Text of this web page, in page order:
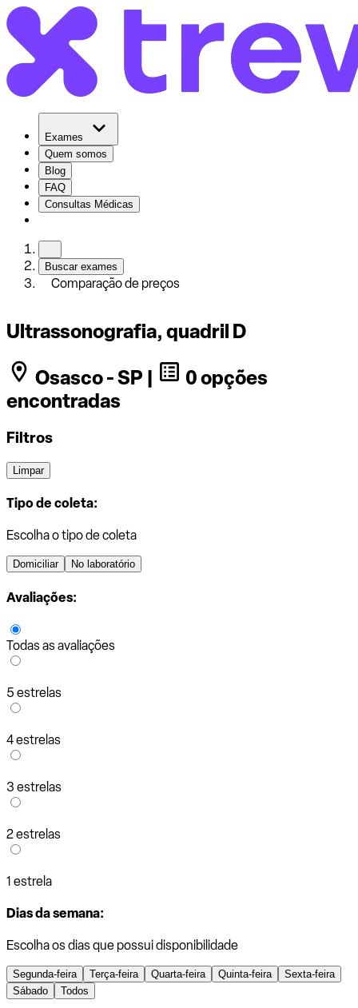
Exames
Quem somos
Blog
FAQ
Consultas Médicas
Buscar exames
Comparação de preços
Ultrassonografia, quadril D
Osasco - SP |
0 opções
encontradas
Filtros
Limpar
Tipo de coleta:
Escolha o tipo de coleta
Domiciliar No laboratório
Avaliações:
Todas as avaliações
5 estrelas
4 estrelas
3 estrelas
2 estrelas
1 estrela
Dias da semana:
Escolha os dias que possui disponibilidade
Segunda-feira Terça-feira Quarta-feira Quinta-feira
Sexta-feira
Sábado
Todos